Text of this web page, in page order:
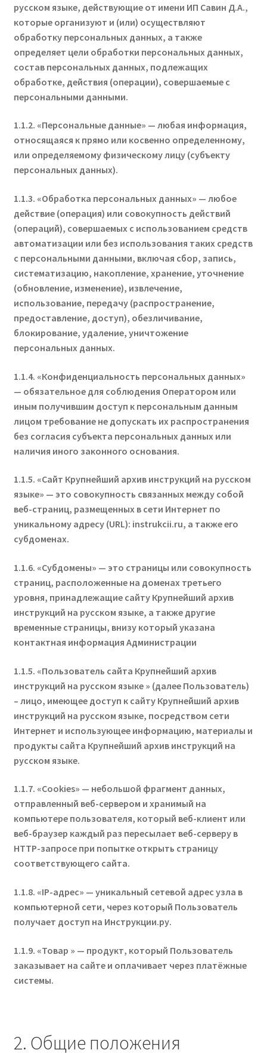
русском языке, действующие от имени ИП Савин Д.А.,
которые организуют и (или) осуществляют
обработку персональных данных, а также
определяет цели обработки персональных данных,
состав персональных данных, подлежащих
обработке, действия (операции), совершаемые с
персональными данными.
1.1.2. «Персональные данные» — любая информация,
относящаяся к прямо или косвенно определенному,
или определяемому физическому лицу (субъекту
персональных данных).
1.1.3. «Обработка персональных данных» — любое
действие (операция) или совокупность действий
(операций), совершаемых с использованием средств
автоматизации или без использования таких средств
с персональными данными, включая сбор, запись,
систематизацию, накопление, хранение, уточнение
(обновление, изменение), извлечение,
использование, передачу (распространение,
предоставление, доступ), обезличивание,
блокирование, удаление, уничтожение
персональных данных.
1.1.4. «Конфиденциальность персональных данных»
— обязательное для соблюдения Оператором или
иным получившим доступ к персональным данным
лицом требование не допускать их распространения
без согласия субъекта персональных данных или
наличия иного законного основания.
1.1.5. «Сайт Крупнейший архив инструкций на русском
языке» — это совокупность связанных между собой
веб-страниц, размещенных в сети Интернет по
уникальному адресу (URL): instrukcii.ru, а также его
субдоменах.
1.1.6. «Субдомены» — это страницы или совокупность
страниц, расположенные на доменах третьего
уровня, принадлежащие сайту Крупнейший архив
инструкций на русском языке, а также другие
временные страницы, внизу который указана
контактная информация Администрации
1.1.5. «Пользователь сайта Крупнейший архив
инструкций на русском языке» (далее Пользователь)
– лицо, имеющее доступ к сайту Крупнейший архив
инструкций на русском языке, посредством сети
Интернет и использующее информацию, материалы и
продукты сайта Крупнейший архив инструкций на
русском языке.
1.1.7. «Cookies» — небольшой фрагмент данных,
отправленный веб-сервером и хранимый на
компьютере пользователя, который веб-клиент или
веб-браузер каждый раз пересылает веб-серверу в
HTTP-запросе при попытке открыть страницу
соответствующего сайта.
1.1.8. «IP-адрес» — уникальный сетевой адрес узла в
компьютерной сети, через который Пользователь
получает доступ на Инструкции.ру.
1.1.9. «Товар » — продукт, который Пользователь
заказывает на сайте и оплачивает через платёжные
системы.
2. Общие положения